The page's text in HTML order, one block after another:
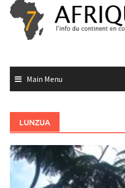
Skip
content
Main Menu
LUNZUA